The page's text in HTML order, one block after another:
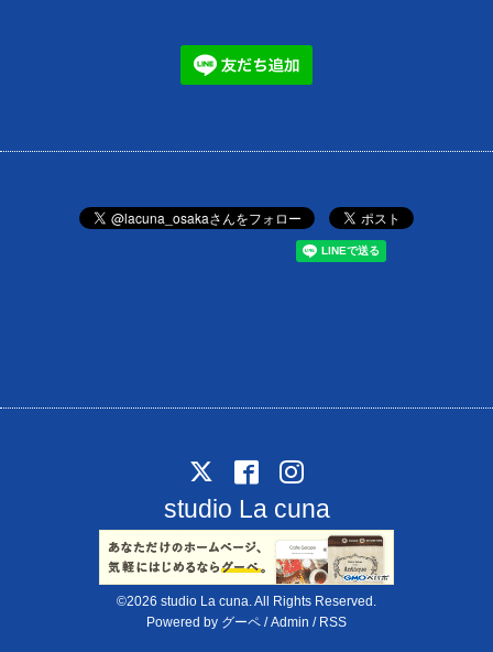
studio La cuna
©2026 studio La cuna. All Rights Reserved.
Powered by グーペ /Admin / RSS